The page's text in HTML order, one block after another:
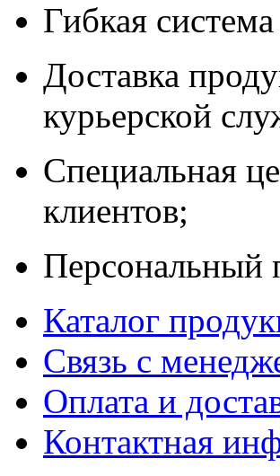
Гибкая
Доставка
курьерской
Специальная
клиентов;
Персональный
Каталог
Связь с
Оплата и
Контактная